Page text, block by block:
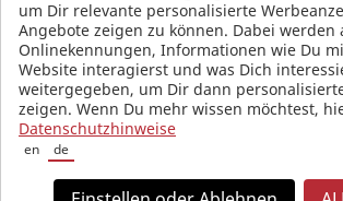
um Dir relevante personalisierte
Angebote zeigen zu können. Dabei werden
Onlinekennungen, Informationen wie Du
Website interagierst und was Dich
weitergegeben, um Dir dann
zeigen. Wenn Du mehr wissen möchtest,
Datenschutzhinweise
en de